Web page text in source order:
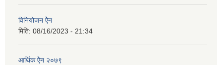
विनियोजन ऐेन
मिति: 08/16/2023 - 21:34
आर्थिक ऐेन २०७९